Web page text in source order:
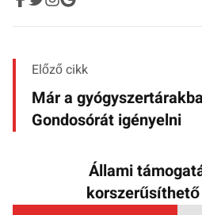
Előző cikk
Már a
Gondosórát igényelni
Állami